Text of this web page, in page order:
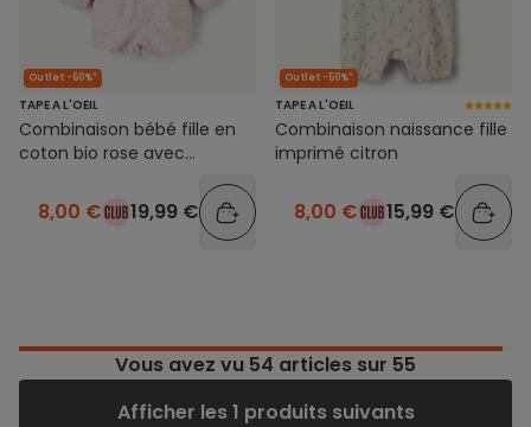
Outlet -60%*
TAPE A L'OEIL
Combinaison bébé fille en
coton bio rose avec
8,00 € 19,99 €
Outlet -50%*
TAPE A L'OEIL
Combinaison naissance fille
imprimé citron
8,00 € 15,99 €
Vous avez vu 54 articles sur 55
Afficher les 1 produits suivants